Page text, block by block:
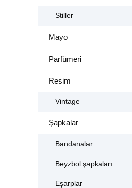
Stiller
Mayo
Parfümeri
Resim
Vintage
Şapkalar
Bandanalar
Beyzbol şapkaları
Eşarplar